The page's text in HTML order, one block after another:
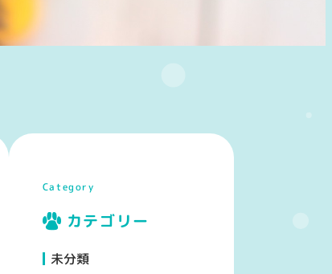
Category
カテゴリー
未分類